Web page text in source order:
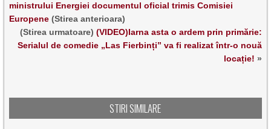
ministrului Energiei documentul oficial trimis Comisiei
Europene (Stirea anterioara)
(Stirea urmatoare) (VIDEO)Iarna asta o ardem prin primărie:
Serialul de comedie „Las Fierbinți” va fi realizat într-o nouă
locație! »
STIRI SIMILARE